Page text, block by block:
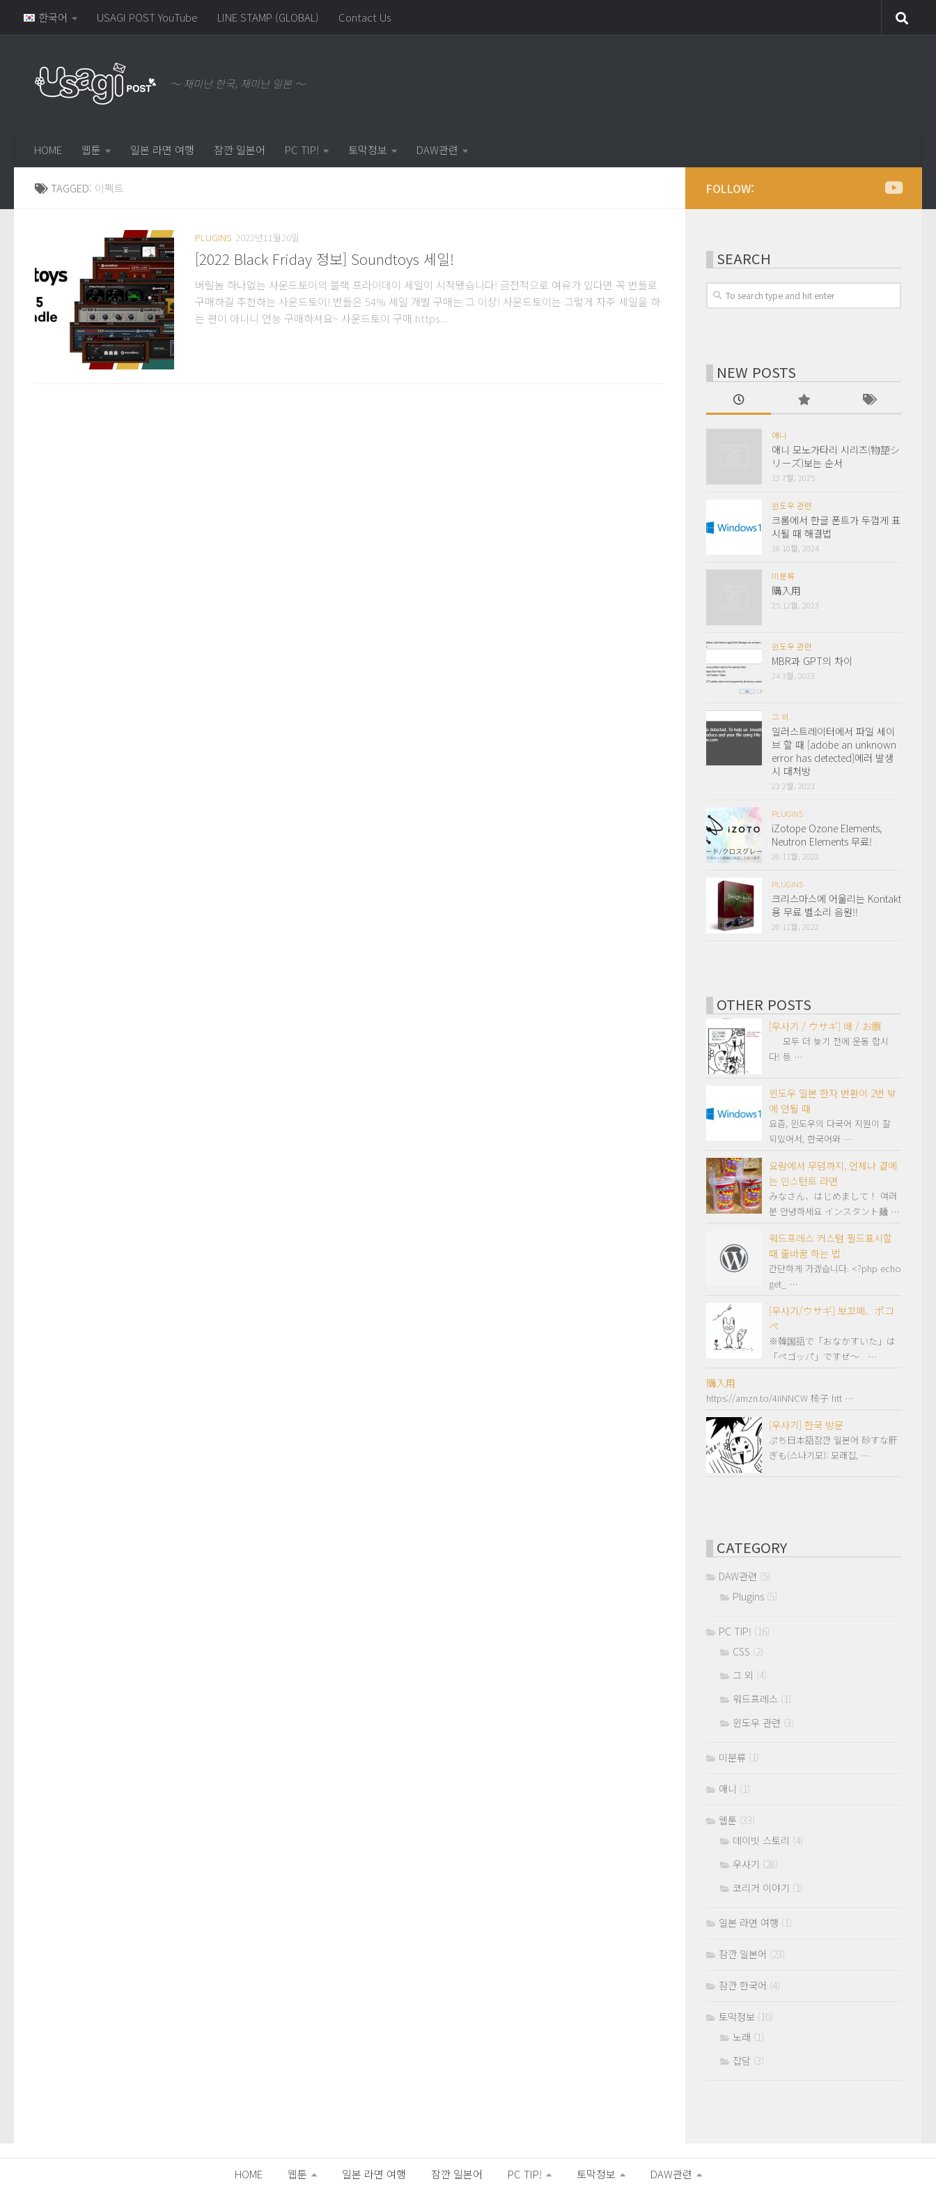
한국어 USAGI POST YouTube LINE STAMP (GLOBAL) Contact Us
～ 재미난 한국, 재미난 일본 ～
HOME 웹툰 일본 라면 여행 잠깐 일본어 PC TIP! 토막정보 DAW관련
TAGGED: 이펙트
PLUGINS 2022년11월20일
[2022 Black Friday 정보] Soundtoys 세일!
버릴놈 하나없는 사운드토이의 블랙 프라이데이 세일이 시작됐습니다! 금전적으로 여유가 있다면 꼭 번들로
구매하길 추천하는 사운드토이! 번들은 54% 세일 개별 구매는 그 이상! 사운드토이는 그렇게 자주 세일을 하
는 편이 아니니 언능 구매하셔요~ 사운드토이 구매 https...
FOLLOW:
SEARCH
NEW POSTS
애니
애니 모노가타리 시리즈(物語シ
リーズ)보는 순서
13 7월, 2025
윈도우 관련
크롬에서 한글 폰트가 두껍게 표
시될 때 해결법
16 10월, 2024
미분류
購入用
25 12월, 2023
윈도우 관련
MBR과 GPT의 차이
24 3월, 2023
그 외
일러스트레이터에서 파일 세이
브 할 때 [adobe an unknown
error has detected]에러 발생
시 대처방
23 2월, 2023
PLUGINS
iZotope Ozone Elements,
Neutron Elements 무료!
20 11월, 2022
PLUGINS
크리스마스에 어울리는 Kontakt
용 무료 벨소리 음원!!
20 11월, 2022
OTHER POSTS
[우사기 / ウサギ] 배 / お腹
모두 더 늦기 전에 운동 합시
다! 등 …
윈도우 일본 한자 변환이 2번 밖
에 안될 때
요즘, 윈도우의 다국어 지원이 잘
되있어서, 한국어와 …
요람에서 무덤까지, 언제나 곁에
는 인스턴트 라면
みなさん、はじめまして！ 여러
분 안녕하세요 インスタント麺 …
워드프레스 커스텀 필드표시할
때 줄바꿈 하는 법
간단하게 가겠습니다. <?php echo
get_ …
[우사기/ウサギ] 뽀꼬페、ポコ
ペ
※韓国語で「おなかすいた」は
「ペゴッパ」ですぜ～ …
購入用
https://amzn.to/4iiNNCW 椅子 htt …
[우사기] 한국 방문
ぷち日本語잠깐 일본어 砂すな肝
ぎも(스나기모): 모래집, …
CATEGORY
DAW관련 (5)
Plugins (5)
PC TIP! (16)
CSS (2)
그 외 (4)
워드프레스 (1)
윈도우 관련 (3)
미분류 (1)
애니 (1)
웹툰 (33)
데이빗 스토리 (4)
우사기 (28)
코리거 이야기 (1)
일본 라면 여행 (1)
잠깐 일본어 (23)
잠깐 한국어 (4)
토막정보 (10)
노래 (1)
잡담 (3)
HOME 웹툰 일본 라면 여행 잠깐 일본어 PC TIP! 토막정보 DAW관련